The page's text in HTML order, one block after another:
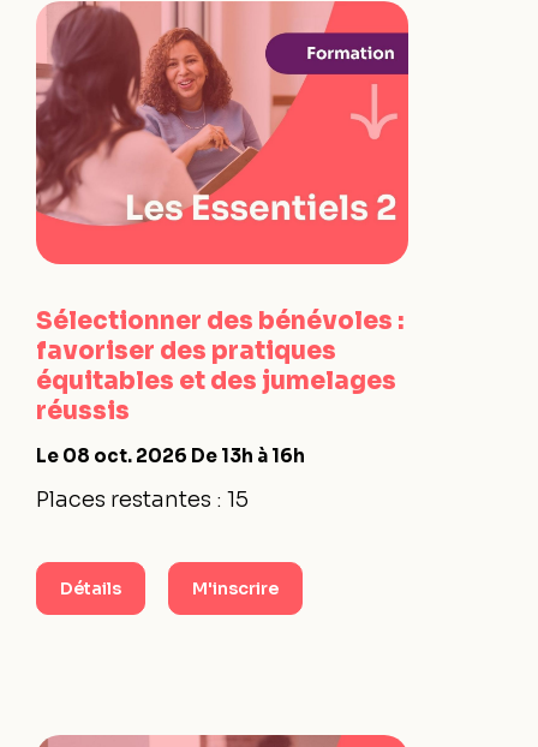
Sélectionner des bénévoles :
favoriser des pratiques
équitables et des jumelages
réussis
Le 08 oct. 2026 De 13h à 16h
Places restantes : 15
Détails M'inscrire